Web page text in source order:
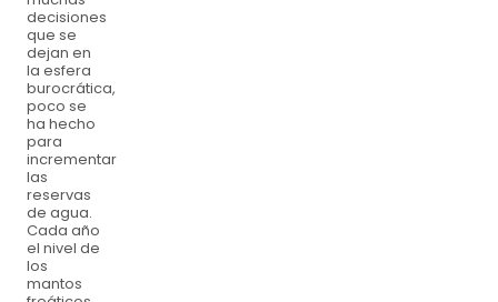
decisiones
que se
dejan en
la esfera
burocrática,
poco se
ha hecho
para
incrementar
las
reservas
de agua.
Cada año
el nivel de
los
mantos